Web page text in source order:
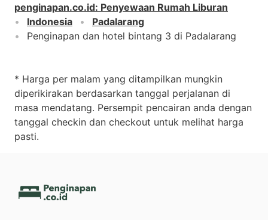
penginapan.co.id: Penyewaan Rumah Liburan
Indonesia
Padalarang
Penginapan dan hotel bintang 3 di Padalarang
* Harga per malam yang ditampilkan mungkin
diperikirakan berdasarkan tanggal perjalanan di
masa mendatang. Persempit pencairan anda dengan
tanggal checkin dan checkout untuk melihat harga
pasti.